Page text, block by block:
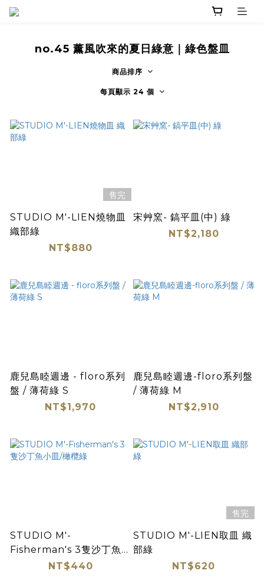
no.45 薰風吹來的夏日綠意｜綠色盤皿
商品排序
每頁顯示 24 個
售完
STUDIO M'-LIEN燒物皿
織部綠
NT$880
宋艸窯- 鎬平皿(中) 綠
NT$2,180
鹿兒島睦週邊 - floro系列
盤 / 薄荷綠 S
NT$1,970
鹿兒島睦週邊-floro系列盤
/ 薄荷綠 M
NT$2,910
STUDIO M'-
Fisherman's 3隻沙丁魚小
皿/橄欖綠NT$440
售完
STUDIO M'-LIEN取皿 織
部綠
NT$620